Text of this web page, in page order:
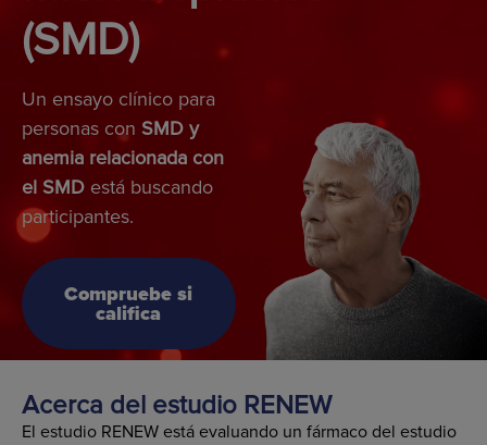
(SMD)
Un ensayo clínico para
personas con SMD y
anemia relacionada con
el SMD está buscando
participantes.
Compruebe si
califica
Acerca del estudio RENEW
El estudio RENEW está evaluando un fármaco del estudio